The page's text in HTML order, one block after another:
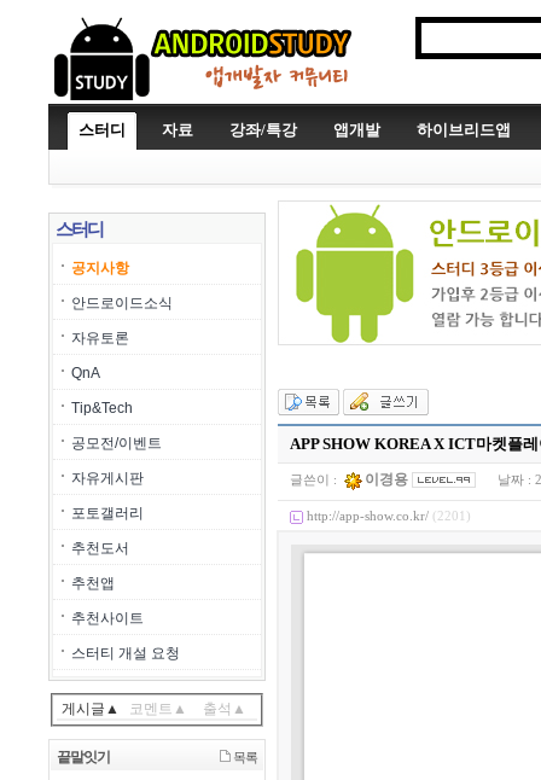
스터디 자료 강좌/특강 앱개발 하이브리드앱
스터디
공지사항
안드로이드소식
자유토론
QnA
Tip&Tech
공모전/이벤트
자유게시판
포토갤러리
추천도서
추천앱
추천사이트
스터티 개설 요청
게시글▲ 코멘트▲ 출석▲
끝말잇기 목록
APP SHOW KOREA X ICT마켓플
글쓴이 : 이경용 날짜 :
http://app-show.co.kr/ (2201)